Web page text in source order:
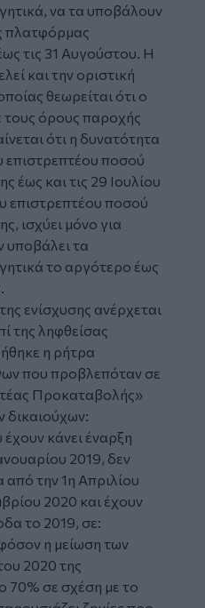
να τα υποβάλουν
πλατφόρμας
τις 31 Αυγούστου. Η
και την οριστική
θεωρείται ότι ο
τους όρους παροχής
ότι η δυνατότητα
ποσού
έως και τις 29 Ιουλίου
επιστρεπτέου ποσού
ισχύει μόνο για
υποβάλει τα
το αργότερο έως
ενίσχυσης ανέρχεται
της ληφθείσας
η ρήτρα
που προβλεπόταν σε
Προκαταβολής»
δικαιούχων:
έχουν κάνει έναρξη
2019, δεν
την 1η Απριλίου
2020 και έχουν
το 2019, σε:
η μείωση των
2020 της
70% σε σχέση με το